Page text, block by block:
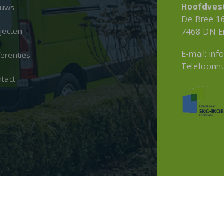
De Bree
7468 DN
E-mail: